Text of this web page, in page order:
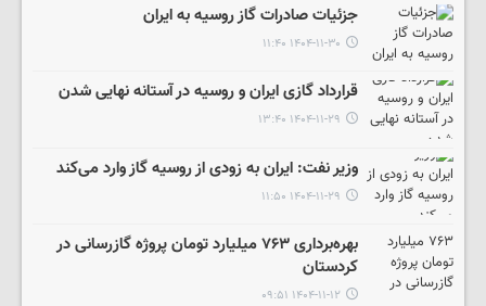
جزئیات صادرات گاز روسیه به ایران
۱۴۰۴-۱۱-۳۰ ۱۱:۴۰
قرارداد گازی ایران و روسیه در آستانه نهایی شدن
۱۴۰۴-۱۱-۲۹ ۱۳:۴۰
وزیر نفت: ایران به زودی از روسیه گاز وارد می‌کند
۱۴۰۴-۱۱-۲۹ ۱۱:۵۰
بهره‌برداری ۷۶۳ میلیارد تومان پروژه گازرسانی در
کردستان
۱۴۰۴-۱۱-۱۲ ۰۹:۵۱